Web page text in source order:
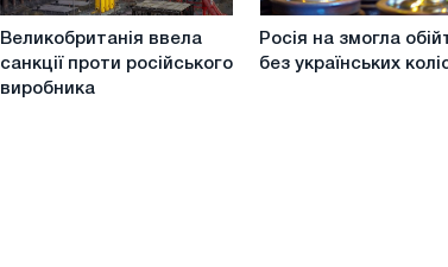
Великобританія
санкції
проти
Великобританія ввела
санкції проти російського
виробника
Росія
на
змогла
Росія на змогла
без українських